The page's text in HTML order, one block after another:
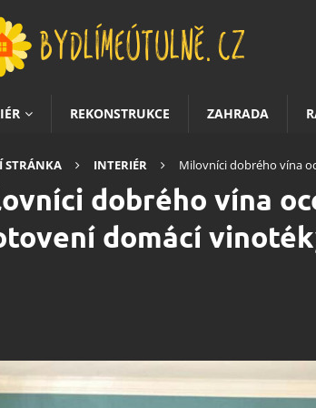
REKONSTRUKCE ZAHRADA
STRÁNKA INTERIÉR Milovníci dobrého vína
dobrého vína
domácí